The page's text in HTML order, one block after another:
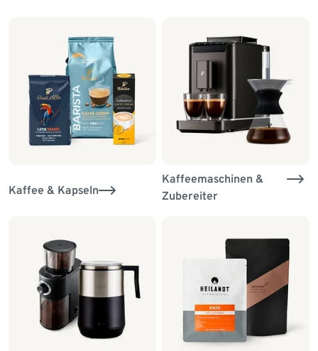
Kaffee & Kapseln
Kaffeemaschinen &
Zubereiter